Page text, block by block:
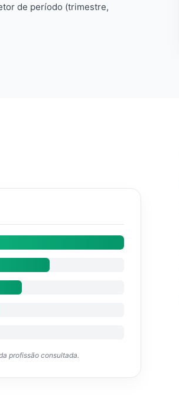
de período (trimestre,
profissão consultada.